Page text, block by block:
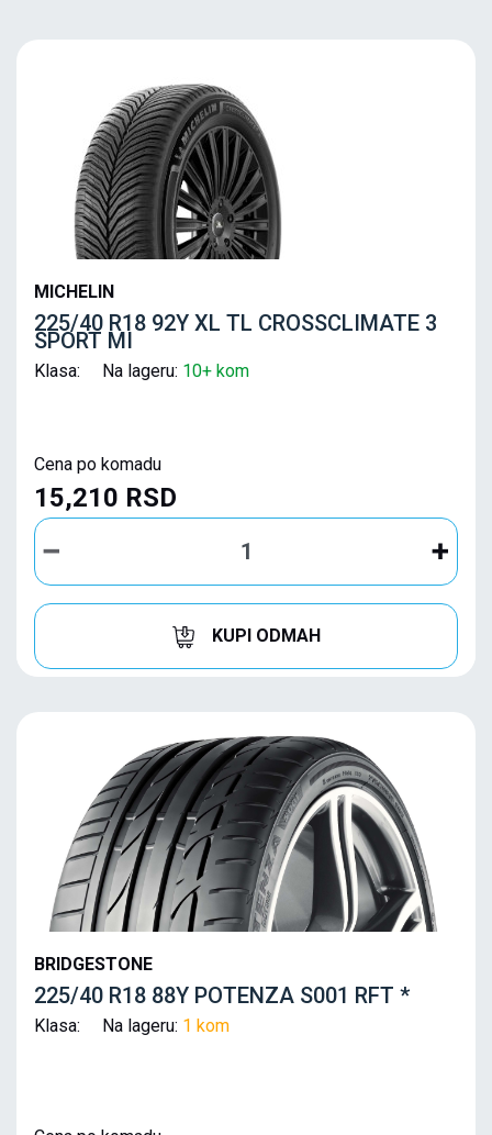
MICHELIN
225/40 R18 92Y XL TL CROSSCLIMATE 3
SPORT MI
Klasa: Na lageru: 10+ kom
Cena po komadu
15,210 RSD
KUPI ODMAH
BRIDGESTONE
225/40 R18 88Y POTENZA S001 RFT *
Klasa: Na lageru: 1 kom